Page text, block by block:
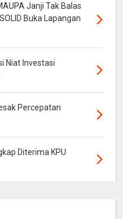
Janji Tak Balas
Buka Lapangan
Niat Investasi
Percepatan
Diterima KPU